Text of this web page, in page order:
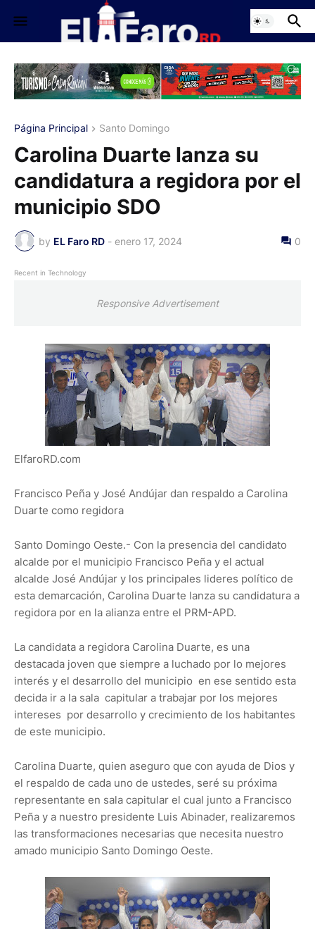
Página Principal Santo Domingo
Carolina Duarte lanza su
candidatura a regidora por el
municipio SDO
by EL Faro RD - enero 17, 2024 0
Recent in Technology
Responsive Advertisement
ElfaroRD.com
Francisco Peña y José Andújar dan respaldo a Carolina
Duarte como regidora
Santo Domingo Oeste.- Con la presencia del candidato
alcalde por el municipio Francisco Peña y el actual
alcalde José Andújar y los principales lideres político de
esta demarcación, Carolina Duarte lanza su candidatura a
regidora por en la alianza entre el PRM-APD.
La candidata a regidora Carolina Duarte, es una
destacada joven que siempre a luchado por lo mejores
interés y el desarrollo del municipio en ese sentido esta
decida ir a la sala capitular a trabajar por los mejores
intereses por desarrollo y crecimiento de los habitantes
de este municipio.
Carolina Duarte, quien aseguro que con ayuda de Dios y
el respaldo de cada uno de ustedes, seré su próxima
representante en sala capitular el cual junto a Francisco
Peña y a nuestro presidente Luis Abinader, realizaremos
las transformaciones necesarias que necesita nuestro
amado municipio Santo Domingo Oeste.